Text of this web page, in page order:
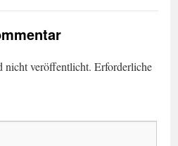
nicht veröffentlicht. Erforderliche